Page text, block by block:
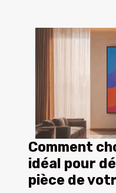
Comment
idéal pour
pièce de